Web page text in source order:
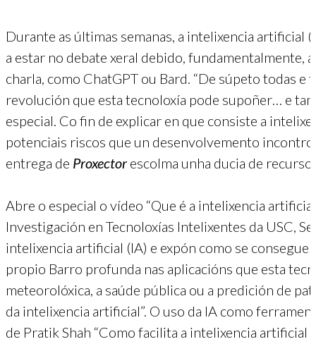
Durante as últimas semanas, a intelixencia artificial
a estar no debate xeral debido,
charla, como ChatGPT ou Bard. “De súpeto todas
revolución que esta tecnoloxía pode supoñer… e
especial. Co fin de explicar en que consiste a
potenciais riscos que un desenvolvemento
entrega de Proxectorescolma unha ducia de
Abre o especial o vídeo “Que é a intelixencia
Investigación en Tecnoloxías Intelixentes da USC,
intelixencia artificial (IA) e expón como se consegue
propio Barro profunda nas aplicacións que esta
meteorolóxica, a saúde pública ou a predición de
da intelixencia artificial”. O uso da IA como
de Pratik Shah “Como facilita a intelixencia